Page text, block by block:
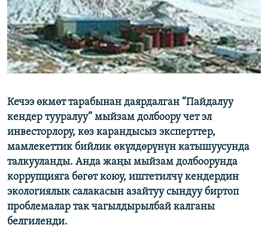
АЗАТТЫК+
ЫҢГАЙСЫЗ СУРООЛОР
ЭЕ/АРнун бардык сайттары
Кечээ өкмөт тарабынан даярдалган “Пайдалуу
кендер тууралуу” мыйзам долбоору чет эл
инвесторлору, көз карандысыз эксперттер,
мамлекеттик бийлик өкүлдөрүнүн катышуусунда
талкууланды. Анда жаңы мыйзам долбоорунда
коррупцияга бөгөт коюу, иштетилчү кендердин
экологиялык салакасын азайтуу сындуу биртоп
проблемалар так чагылдырылбай калганы
белгиленди.